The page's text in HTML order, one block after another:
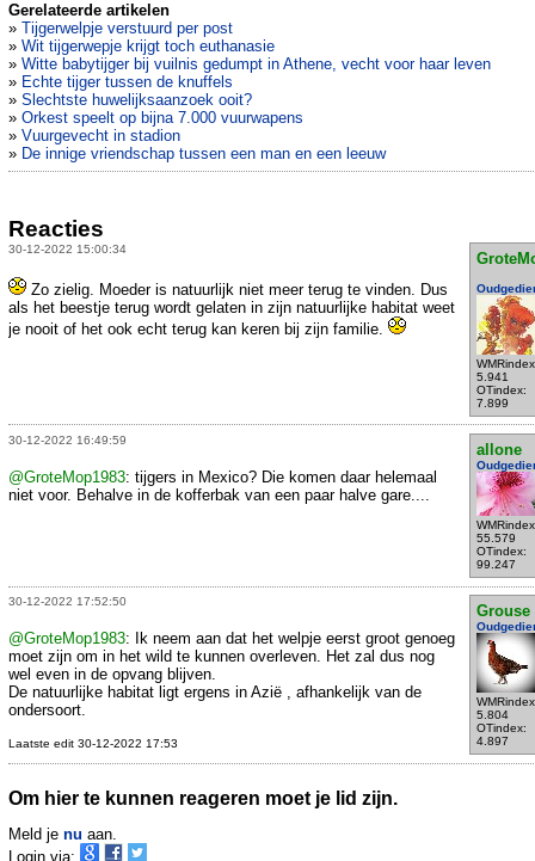
Gerelateerde artikelen
» Tijgerwelpje verstuurd per post
» Wit tijgerwepje krijgt toch euthanasie
» Witte babytijger bij vuilnis gedumpt in Athene, vecht voor haar leven
» Echte tijger tussen de knuffels
» Slechtste huwelijksaanzoek ooit?
» Orkest speelt op bijna 7.000 vuurwapens
» Vuurgevecht in stadion
» De innige vriendschap tussen een man en een leeuw
Reacties
30-12-2022 15:00:34
5.941
OTindex:
7.899
Zo zielig. Moeder is natuurlijk niet meer terug te vinden. Dus
als het beestje terug wordt gelaten in zijn natuurlijke habitat weet
je nooit of het ook echt terug kan keren bij zijn familie.
30-12-2022 16:49:59
allone
55.579
OTindex:
99.247
@GroteMop1983: tijgers in Mexico? Die komen daar helemaal
niet voor. Behalve in de kofferbak van een paar halve gare....
30-12-2022 17:52:50
Grouse
5.804
OTindex:
4.897
@GroteMop1983: Ik neem aan dat het welpje eerst groot genoeg
moet zijn om in het wild te kunnen overleven. Het zal dus nog
wel even in de opvang blijven.
De natuurlijke habitat ligt ergens in Azië , afhankelijk van de
ondersoort.
Laatste edit 30-12-2022 17:53
Om hier te kunnen reageren moet je lid zijn.
Meld je nu aan.
Login via: